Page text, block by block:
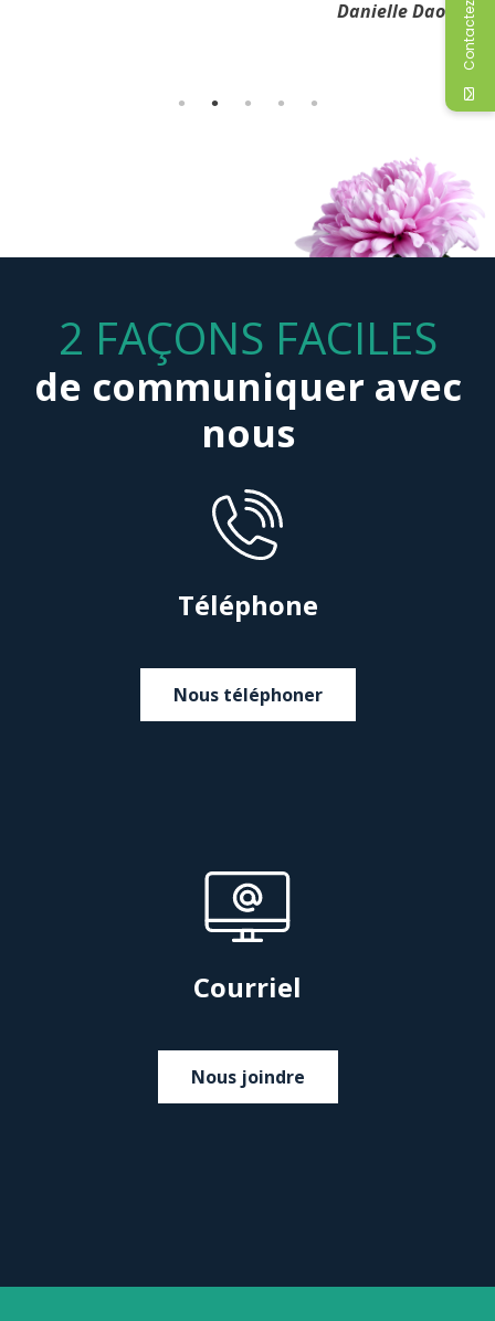
Danielle Daoust
Marc Massé
2 FAÇONS FACILES
de communiquer avec
nous
Téléphone
Nous téléphoner
Courriel
Nous joindre